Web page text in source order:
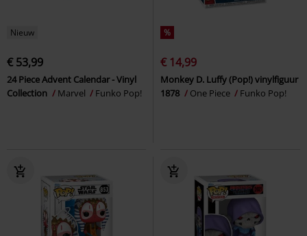
Nieuw
€ 53,99
24 Piece Advent Calendar - Vinyl
Collection
Marvel Funko Pop!
%
€ 14,99
Monkey D. Luffy (Pop!) vinylfiguur
1878
One Piece Funko Pop!